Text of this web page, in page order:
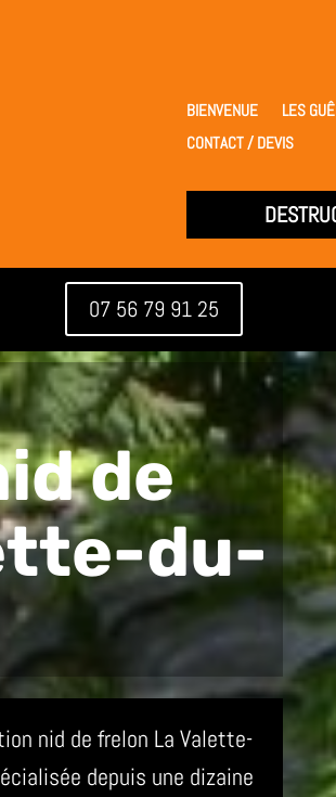
BIENVENUE LES
CONTACT / DEVIS
07 56 79 91 25
de
du-
nid de frelon La Valette-
depuis une dizaine